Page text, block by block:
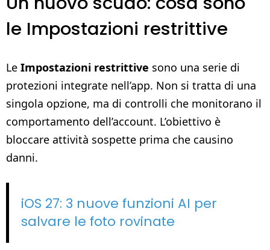
le Impostazioni restrittive
Le Impostazioni restrittive sono una serie di
protezioni integrate nell’app. Non si tratta di una
singola opzione, ma di controlli che monitorano il
comportamento dell’account. L’obiettivo è
bloccare attività sospette prima che causino
danni.
iOS 27: 3 nuove funzioni AI per
salvare le foto rovinate